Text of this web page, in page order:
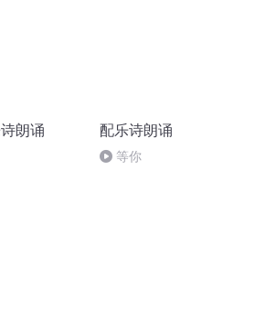
朗诵 配乐诗朗诵
等你